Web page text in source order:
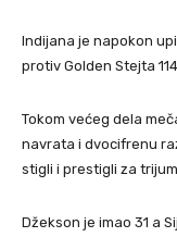
Indijana je napokon
protiv Golden Stejta
Tokom većeg dela
navrata i dvocifrenu
stigli i prestigli za
Džekson je imao 31 a